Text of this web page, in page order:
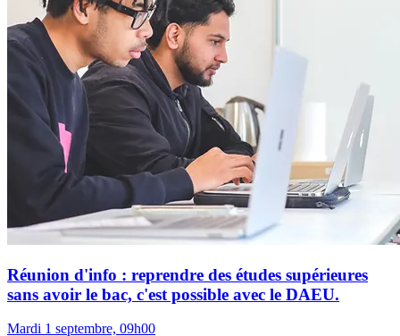
Réunion d'info : reprendre des études supérieures
sans avoir le bac, c'est possible avec le DAEU.
Mardi 1 septembre, 09h00